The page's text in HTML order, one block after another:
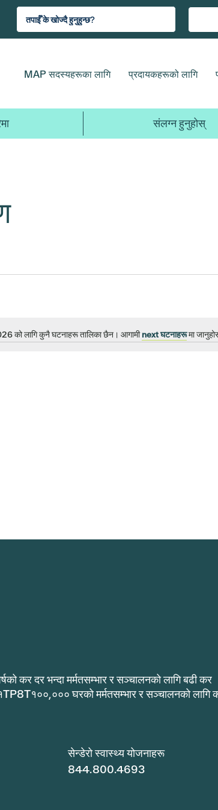
MAP सदस्यहरूका लागि प्रदायकहरूको लागि
संलग्न हुनुहोस्
सूचना
को लागि कुनै घटनाहरू तालिका छैन। आगामीnext घटनाहरूमा
कर दर भन्दा मर्मतसम्भार र सञ्चालनको लागि बढी कर
घरको मर्मतसम्भार र सञ्चालनको लागि
सेन्डेरो स्वास्थ्य योजनाहरू
844.800.4693